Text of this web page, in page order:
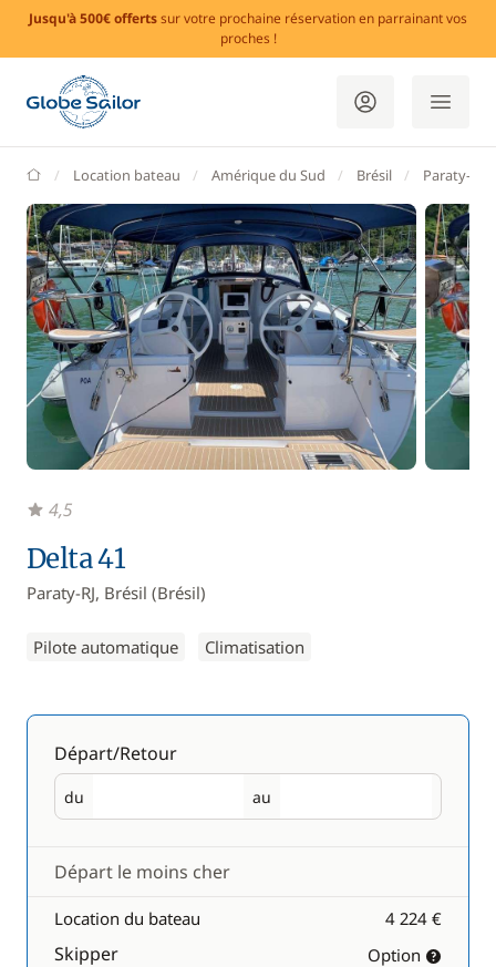
Jusqu'à 500€ offertssur votre prochaine réservation en parrainant vos
proches !
GlobeSailor
Location bateau Amérique du Sud Brésil Paraty-RJ
Delta 41
Paraty-RJ, Brésil (Brésil)
Pilote automatique Climatisation
4,5
Départ/Retour
du
Départ au
Retour
Départ le moins cher
Location du bateau 4 224 €
Skipper Option